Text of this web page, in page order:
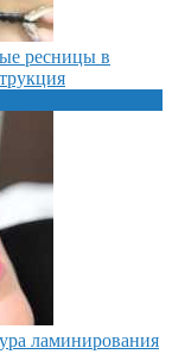
ресницы в
ламинирования